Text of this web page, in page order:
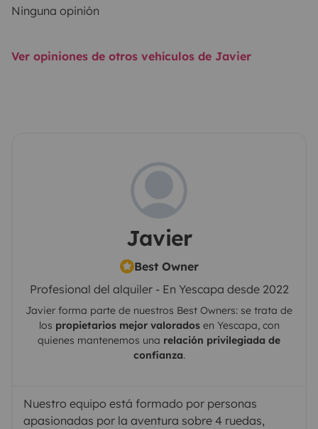
Ninguna opinión
Ver opiniones de otros vehículos de Javier
Javier
Best Owner
Profesional del alquiler - En Yescapa desde 2022
Javier forma parte de nuestros Best Owners: se trata de
los propietarios mejor valoradosen Yescapa, con
quienes mantenemos una relación privilegiada de
confianza.
Nuestro equipo está formado por personas
apasionadas por la aventura sobre 4 ruedas,